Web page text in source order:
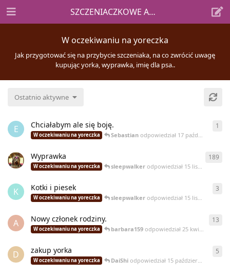
W oczekiwaniu na yoreczka
Jak przygotować się na przybycie szczeniaka, na co zwrócić uwagę
kupując yorka, wyprawka, imię dla psa..
SZCZENIACZKOWE ABC
Ostatnio aktywne
E Chciałabym ale się boję.
W oczekiwaniu na yoreczka Sebastian odpowiedział 17 października 2021
1
Wyprawka
W oczekiwaniu na yoreczka sleepwalker odpowiedział 15 listopada 2018
189
K Kotki i piesek
W oczekiwaniu na yoreczka sleepwalker odpowiedział 15 listopada 2018
3
A Nowy członek rodziny.
W oczekiwaniu na yoreczka barbara159 odpowiedział25 kwietnia 2018
13
D zakup yorka
W oczekiwaniu na yoreczka DaiShi odpowiedział 15 października 2017
5